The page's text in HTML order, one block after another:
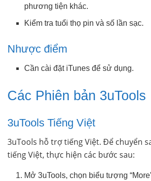
phương tiện khác.
Kiểm tra tuổi thọ pin và số lần sạc.
Nhược điểm
Cần cài đặt iTunes để sử dụng.
Các Phiên bản 3uTools
3uTools Tiếng Việt
3uTools hỗ trợ tiếng Việt. Để chuyển
tiếng Việt, thực hiện các bước sau:
Mở 3uTools, chọn biểu tượng